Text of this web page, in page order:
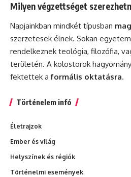
Milyen végzettséget
Napjainkban mindkét típusban
szerzetesek élnek. Sokan
rendelkeznek teológia, filozófia,
területén. A kolostorok
fektettek aformális oktatásra.
Történelem infó
Életrajzok
Ember és világ
Helyszínek és régiók
Történelmi események